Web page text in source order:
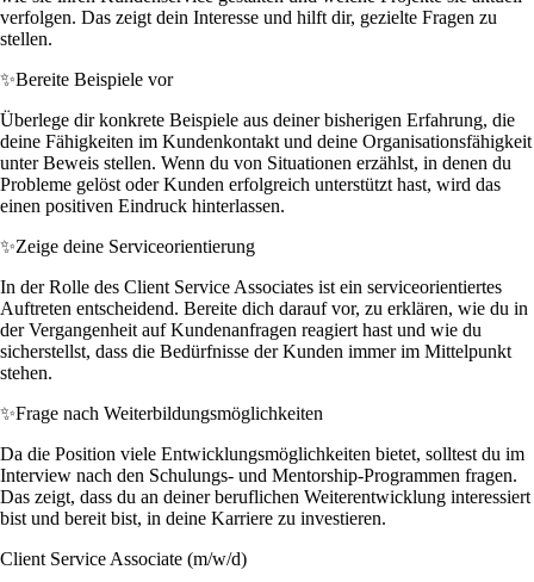
verfolgen. Das zeigt dein Interesse und hilft dir, gezielte Fragen zu
stellen.
✨Bereite Beispiele vor
Überlege dir konkrete Beispiele aus deiner bisherigen Erfahrung, die
deine Fähigkeiten im Kundenkontakt und deine Organisationsfähigkeit
unter Beweis stellen. Wenn du von Situationen erzählst, in denen du
Probleme gelöst oder Kunden erfolgreich unterstützt hast, wird das
einen positiven Eindruck hinterlassen.
✨Zeige deine Serviceorientierung
In der Rolle des Client Service Associates ist ein serviceorientiertes
Auftreten entscheidend. Bereite dich darauf vor, zu erklären, wie du in
der Vergangenheit auf Kundenanfragen reagiert hast und wie du
sicherstellst, dass die Bedürfnisse der Kunden immer im Mittelpunkt
stehen.
✨Frage nach Weiterbildungsmöglichkeiten
Da die Position viele Entwicklungsmöglichkeiten bietet, solltest du im
Interview nach den Schulungs- und Mentorship-Programmen fragen.
Das zeigt, dass du an deiner beruflichen Weiterentwicklung interessiert
bist und bereit bist, in deine Karriere zu investieren.
Client Service Associate (m/w/d)